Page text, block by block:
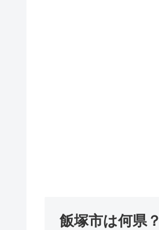
飯塚市は何県？